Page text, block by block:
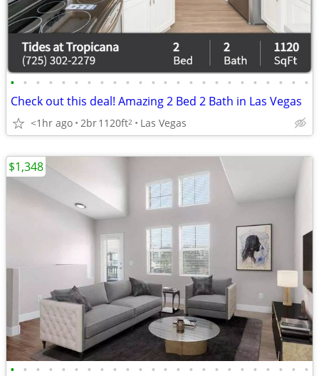
• • • • • • • • • • • • • • • • • • • • • • • •
Check out this deal! Amazing 2 Bed 2 Bath in Las Vegas
<1hr ago 2br1120ft2 Las Vegas
• • • • • • • • • • • • • • • • • • • • • • • •
$1,348